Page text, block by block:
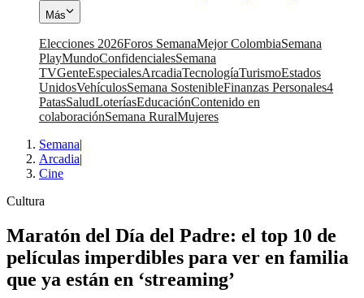
Más
Elecciones 2026Foros SemanaMejor ColombiaSemana
PlayMundoConfidencialesSemana
TVGenteEspecialesArcadiaTecnologíaTurismoEstados
UnidosVehículosSemana SostenibleFinanzas Personales4
PatasSaludLoteríasEducaciónContenido en
colaboraciónSemana RuralMujeres
Semana|
Arcadia|
Cine
Cultura
Maratón del Día del Padre: el top 10 de
películas imperdibles para ver en familia
que ya están en ‘streaming’